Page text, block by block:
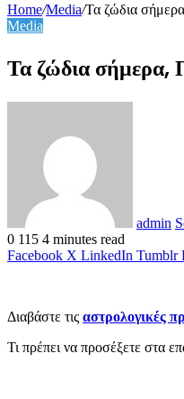
Home/Media/Τα ζώδια
Media
Τα ζώδια
admin
0 115 4 minutes read
Facebook X LinkedIn Tumblr
Διαβάστε τις αστρολογικές
Τι πρέπει να προσέξετε στα